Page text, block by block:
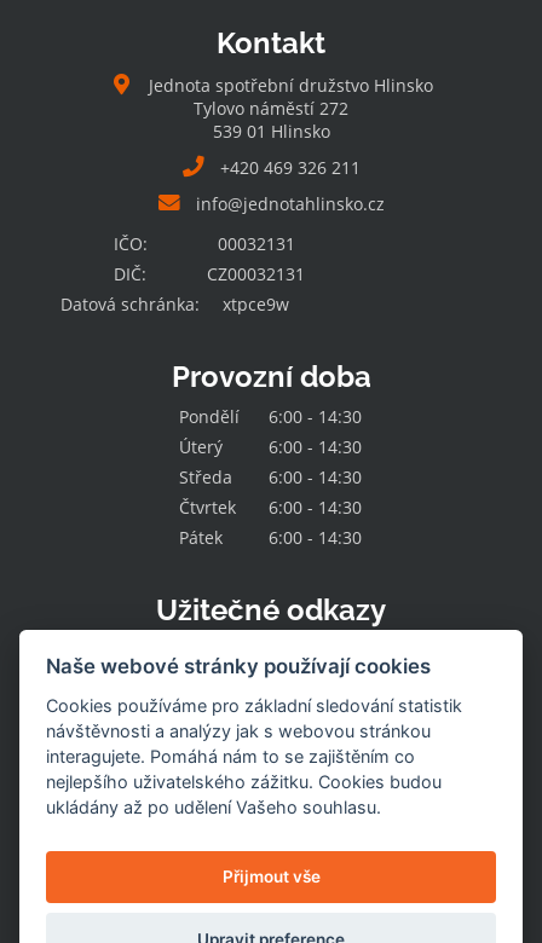
Kontakt
Jednota spotřební družstvo Hlinsko
Tylovo náměstí 272
539 01 Hlinsko
+420 469 326 211
info@jednotahlinsko.cz
IČO:
00032131
DIČ:
CZ00032131
Datová schránka:
xtpce9w
Provozní doba
Pondělí
6:00 - 14:30
Úterý
6:00 - 14:30
Středa
6:00 - 14:30
Čtvrtek
6:00 - 14:30
Pátek
6:00 - 14:30
Užitečné odkazy
O družstvu
Naše prodejny
Pracovní místa
Aktuality
Uzavřené prodejny
Stažení výrobku
Dotace
Nastavení cookies
Naše webové stránky používají cookies
Cookies používáme pro základní sledování statistik
návštěvnosti a analýzy jak s webovou stránkou
interagujete. Pomáhá nám to se zajištěním co
nejlepšího uživatelského zážitku. Cookies budou
ukládány až po udělení Vašeho souhlasu.
Přijmout vše